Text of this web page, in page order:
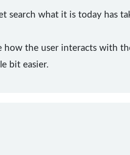
search what it is today has
how the user interacts with
bit easier.